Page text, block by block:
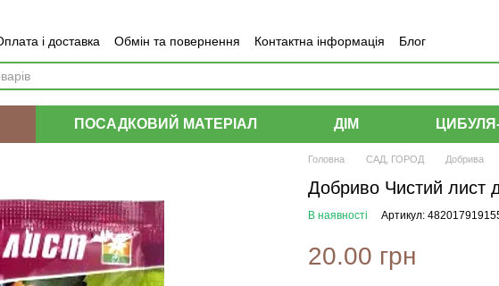
і доставка Обмін та повернення Контактна інформація
Блог
ПОСАДКОВИЙ МАТЕРІАЛ ДІМ
Головна САД, ГОРОД Добрива
Добриво Чистий лист
В наявності Артикул:
20.00 грн